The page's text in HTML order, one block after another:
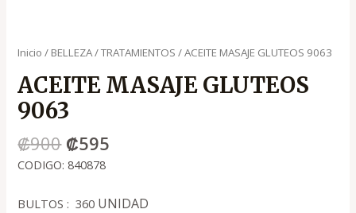
Inicio / BELLEZA/TRATAMIENTOS / ACEITE MASAJE GLUTEOS 9063
ACEITE MASAJE GLUTEOS
9063
₡900 ₡595
CODIGO: 840878
BULTOS : 360 UNIDAD